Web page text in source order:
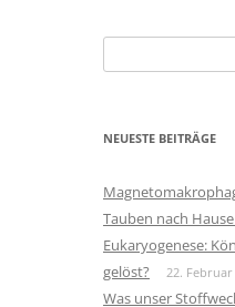
nach:
NEUESTE BEITRÄGE
Tauben nach
Eukaryogenese:
gelöst?
22. Februar
Was unser